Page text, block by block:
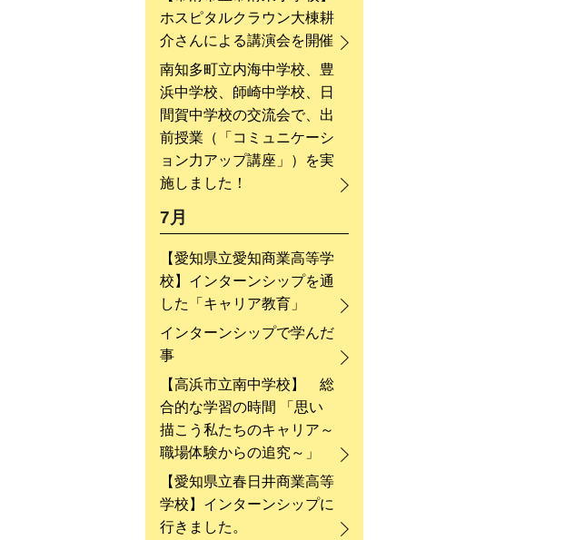
ホスピタルクラウン大棟耕
介さんによる講演会を開催
南知多町立内海中学校、豊
浜中学校、師崎中学校、日
間賀中学校の交流会で、出
前授業（「コミュニケーシ
ョン力アップ講座」）を実
施しました！
7月
【愛知県立愛知商業高等学
校】インターンシップを通
した「キャリア教育」
インターンシップで学んだ
事
【高浜市立南中学校】 総
合的な学習の時間 「思い
描こう私たちのキャリア～
職場体験からの追究～」
【愛知県立春日井商業高等
学校】インターンシップに
行きました。